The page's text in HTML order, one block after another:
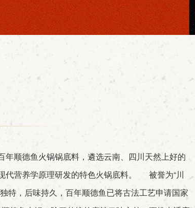
顺德鱼火锅锅底料，遴选云南、四川天然上好的
代营养学原理研发的特色火锅底料。 被誉为“川
特，后味持久，百年顺德鱼已将古法工艺申请国家